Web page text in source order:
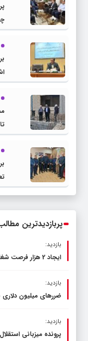
پربازدیدترین
بازدید:
ایجاد 2 هزار فرصت شغلی برای مددجویان طی ۵ سال گذشته
بازدید:
ضررهای میلیون
بازدید:
پرونده میزبانی